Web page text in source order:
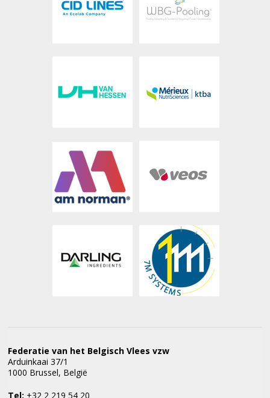
Federatie van het Belgisch Vlees vzw
Arduinkaai 37/1
1000 Brussel, België
Tel: +32 2 219 54 20